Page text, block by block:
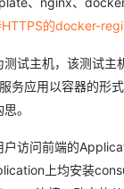
的docker-
试主机，该测试
务应用以容器的形
。
户访问前端的
上均安装
模型解决方案
分钟在聊天系统中增